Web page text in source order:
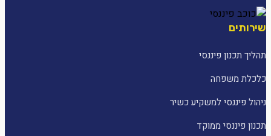
שירותים
תהליך תכנון פיננסי
כלכלת משפחה
ניהול פיננסי למשקיע כשיר
תכנון פיננסי ממוקד